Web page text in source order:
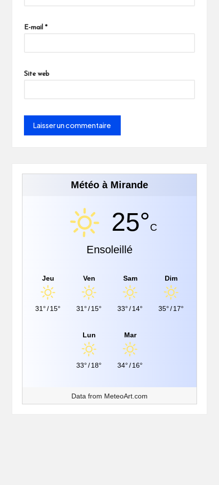
E-mail *
Site web
Météo à Mirande
25°C
Ensoleillé
Jeu
31°/15°
Ven
31°/15°
Sam
33°/14°
Dim
35°/17°
Lun
33°/18°
Mar
34°/16°
Data from MeteoArt.com